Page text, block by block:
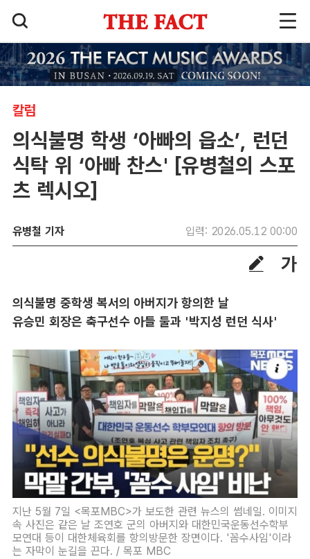
칼럼
의식불명 학생 ‘아빠의 읍소’, 런던
식탁 위 ‘아빠 찬스' [유병철의 스포
츠 렉시오]
유병철 기자 입력: 2026.05.12 00:00
의식불명 중학생 복서의 아버지가 항의한 날
유승민 회장은 축구선수 아들 둘과 '박지성 런던 식사'
지난 5월 7일 <목포MBC>가 보도한 관련 뉴스의 썸네일. 이미지
속 사진은 같은 날 조연호 군의 아버지와 대한민국운동선수학부
모연대 등이 대한체육회를 항의방문한 장면이다. '꼼수사임'이라
는 자막이 눈길을 끈다. / 목포 MBC